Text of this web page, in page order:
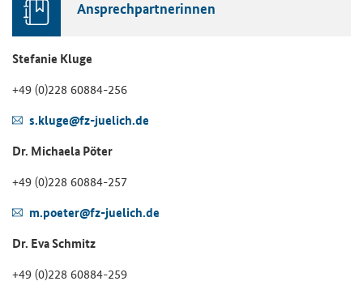
An­sprech­part­ne­rin­nen
Ste­fa­nie Kluge
+49 (0)228 60884-​256
s.kluge@fz-​juelich.de
Dr. Mi­chae­la Pöter
+49 (0)228 60884-​257
m.poe­ter@fz-​juelich.de
Dr. Eva Schmitz
+49 (0)228 60884-​259